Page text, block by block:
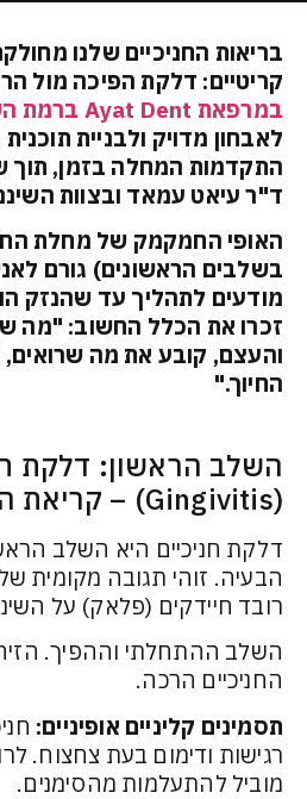
בריאות החניכיים שלנו
קריטיים: דלקת הפיכה מול
במרפאת Ayat Dent ברמת השרון
לאבחון מדויק ולבניית
התקדמות המחלה בזמן, תוך
ד"ר עיאט עמאד ובצוות
האופי החמקמק של מחלת
בשלבים הראשונים) גורם
מודעים לתהליך עד שהנזק
זכרו את הכלל החשוב: "מה
והעצם, קובע את מה שרואים,
החיוך."
השלב הראשון: דלקת
(Gingivitis) – קריאת האזהרה של הגוף
דלקת חניכיים היא השלב
הבעיה. זוהי תגובה מקומית
רובד חיידקים (פלאק) על
השלב ההתחלתי וההפיך.
החניכיים הרכה.
תסמינים קליניים אופיניים:
רגישות ודימום בעת צחצוח.
מוביל להתעלמות מהסימנים.